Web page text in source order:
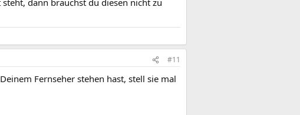
dann brauchst du diesen nicht zu
#11
Fernseher stehen hast, stell sie mal